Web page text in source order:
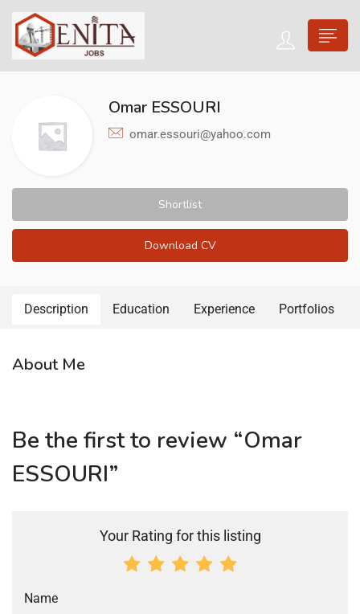
Omar ESSOURI
omar.essouri@yahoo.com
Shortlist
Download CV
Description Education Experience Portfolios
About Me
Be the first to review “Omar
ESSOURI”
Your Rating for this listing
Name